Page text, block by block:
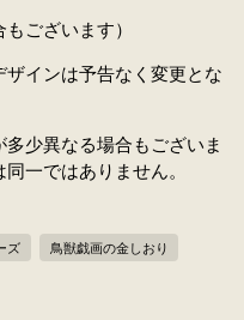
ございます）
インは予告なく変更とな
少異なる場合もございま
一ではありません。
ズ 鳥獣戯画の金しおり